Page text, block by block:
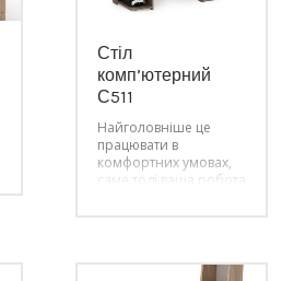
Стіл
комп’ютерний
С511
Найголовніше це
працювати в
комфортних умовах,
саме тоді ваша робота